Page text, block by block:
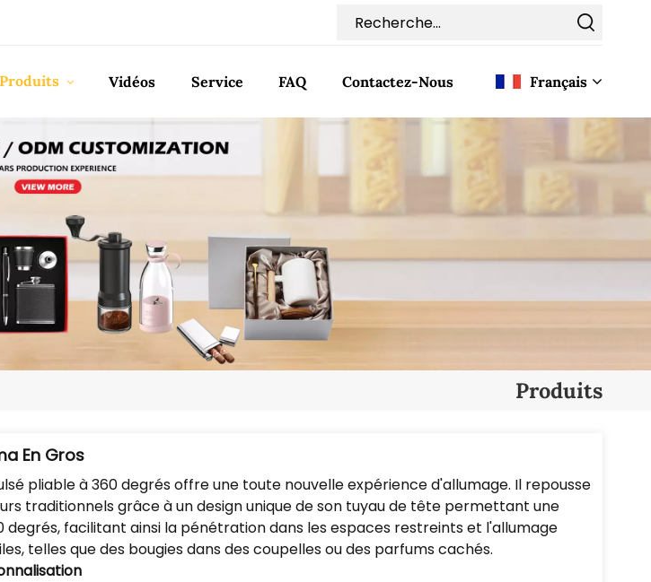
Produits Vidéos Service FAQ Contactez-Nous Français
English
Français
Español
Türkçe
العربية
Produits
En Gros
pliable à 360 degrés offre une toute nouvelle expérience d'allumage. Il repousse
traditionnels grâce à un design unique de son tuyau de tête permettant une
degrés, facilitant ainsi la pénétration dans les espaces restreints et l'allumage
telles que des bougies dans des coupelles ou des parfums cachés.